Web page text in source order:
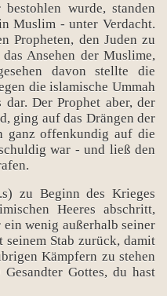
wurde, standen
Muslim - unter Verdacht.
Propheten, den Juden zu
Ansehen der Muslime,
davon stellte die
die islamische Ummah
Der Prophet aber, der
ging auf das Drängen der
ganz offenkundig auf die
war - und ließ den
zu Beginn des Krieges
Heeres abschritt,
wenig außerhalb seiner
Stab zurück, damit
Kämpfern zu stehen
Gottes, du hast